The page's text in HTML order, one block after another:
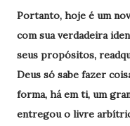
Portanto, hoje é um
com sua verdadeira
seus propósitos,
Deus só sabe fazer
forma, há em ti, um
entregou o livre